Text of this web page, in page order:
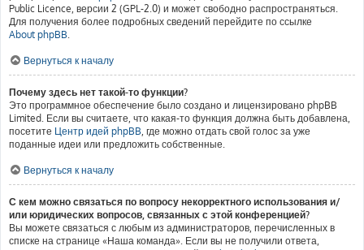
Public Licence, версии 2 (GPL-2.0) и может свободно распространяться.
Для получения более подробных сведений перейдите по ссылке
About phpBB.
Вернуться к началу
Почему здесь нет такой-то функции?
Это программное обеспечение было создано и лицензировано phpBB
Limited. Если вы считаете, что какая-то функция должна быть добавлена,
посетите Центр идей phpBB, где можно отдать свой голос за уже
поданные идеи или предложить собственные.
Вернуться к началу
С кем можно связаться по вопросу некорректного использования и/
или юридических вопросов, связанных с этой конференцией?
Вы можете связаться с любым из администраторов, перечисленных в
списке на странице «Наша команда». Если вы не получили ответа,